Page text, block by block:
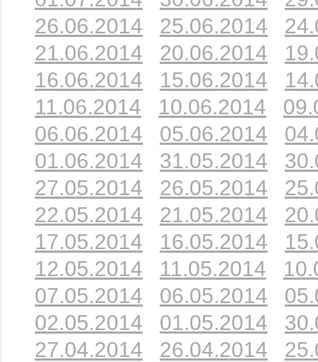
26.06.2014
25.06.2014
21.06.2014
20.06.2014
16.06.2014
15.06.2014
11.06.2014
10.06.2014
06.06.2014
05.06.2014
01.06.2014
31.05.2014
27.05.2014
26.05.2014
22.05.2014
21.05.2014
17.05.2014
16.05.2014
12.05.2014
11.05.2014
07.05.2014
06.05.2014
02.05.2014
01.05.2014
27.04.2014
26.04.2014